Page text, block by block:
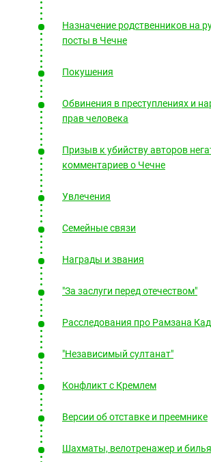
Назначение родственников на
посты в Чечне
Покушения
Обвинения в преступлениях и
прав человека
Призыв к убийству авторов
комментариев о Чечне
Увлечения
Семейные связи
Награды и звания
"За заслуги перед отечеством"
Расследования про Рамзана
"Независимый султанат"
Конфликт с Кремлем
Версии об отставке и преемнике
Шахматы, велотренажер и